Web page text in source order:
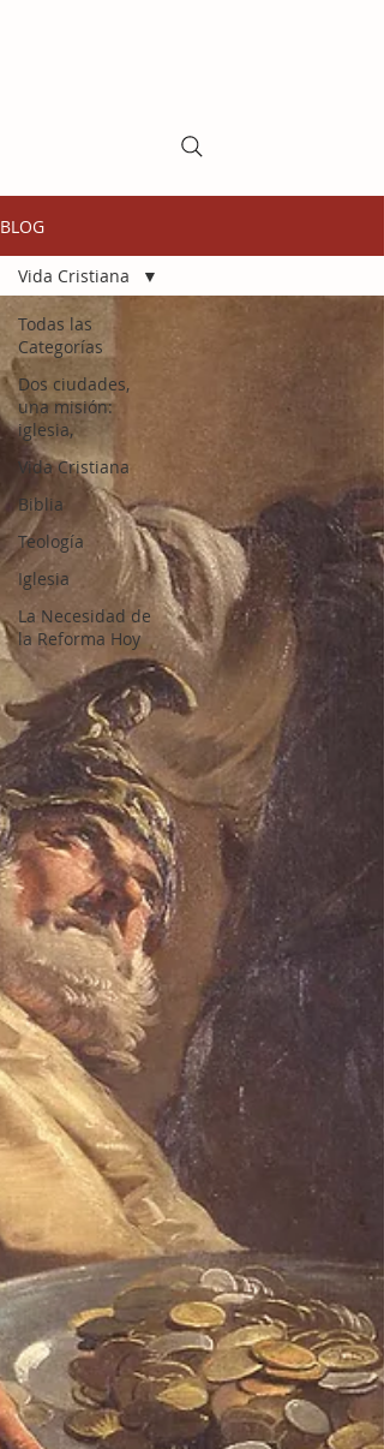
BLOG
Todas las
Categorías
Dos ciudades,
una misión:
iglesia,
Vida Cristiana
Biblia
Teología
Iglesia
La Necesidad de
la Reforma Hoy
Vida Cristiana